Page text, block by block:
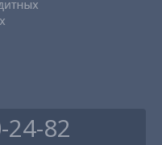
24-82